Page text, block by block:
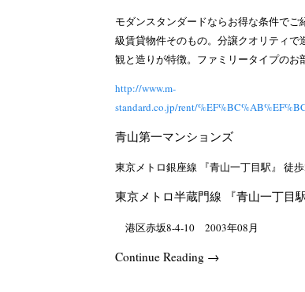
モダンスタンダードならお得な条件で
級賃貸物件そのもの。分譲クオリティ
観と造りが特徴。ファミリータイプのお
http://www.m-
standard.co.jp/rent/
青山第一マンションズ
東京メトロ銀座線 『青山一丁目駅』 徒
東京メトロ半蔵門線 『青山一丁目
港区赤坂8-4-10 2003年08月
Continue Reading →